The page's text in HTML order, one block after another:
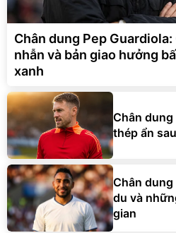
Chân dung Pep
nhẫn và bản giao hưởng
xanh
Chân dung
thép ẩn
Chân dung
du và
gian